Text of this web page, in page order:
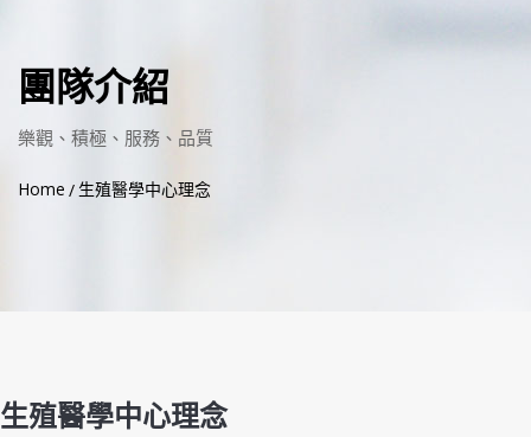
團隊介紹
樂觀、積極、服務、品質
Home 生殖醫學中心理念
生殖醫學中心理念